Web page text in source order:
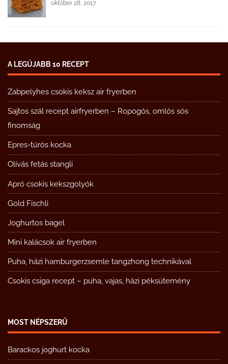
október 28, 2017
A LEGÚJABB 10 RECEPT
Zabpelyhes csokis keksz air fryerben
Sajtos szál recept airfryerben – Ropogós, omlós sós
finomság
Epres-túrós kocka
Olívás fetás stangli
Apró csokis kekszgolyók
Gold Fischli
Joghurtos bagel
Mini kalácsok air fryerben
Puha, házi hamburgerzsemle tangzhong technikával
Csokis csiga recept – puha, vajas, házi péksütemény
MOST NÉPSZERŰ
Barackos joghurt kocka